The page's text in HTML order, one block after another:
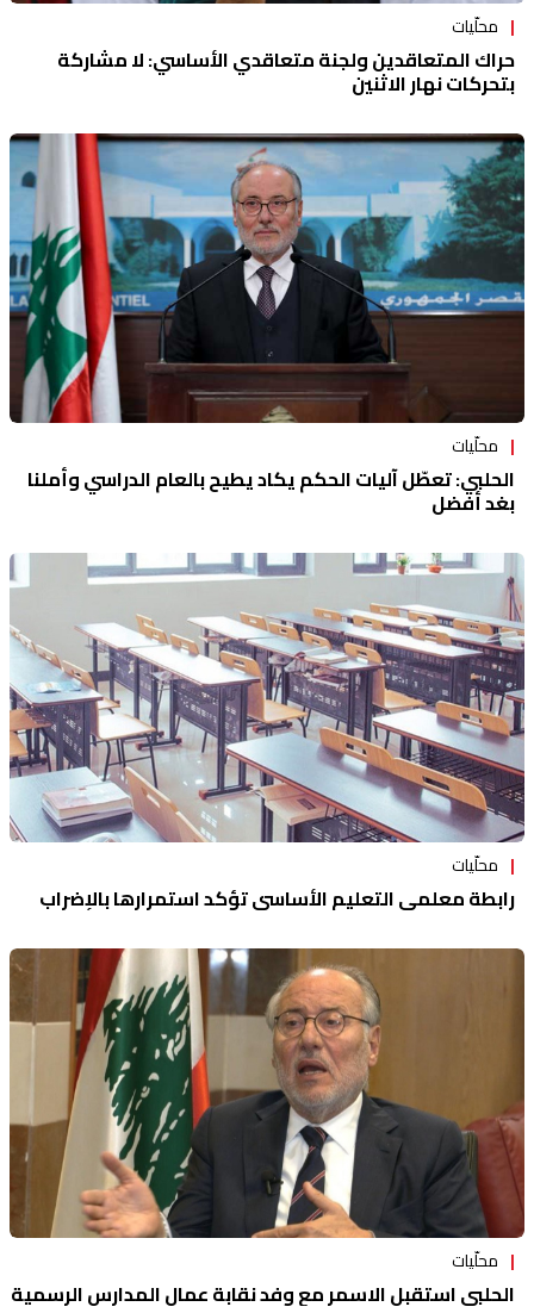
محلّيات
حراك المتعاقدين ولجنة متعاقدي الأساسي: لا مشاركة
بتحركات نهار الاثنين
محلّيات
الحلبي: تعطّل آليات الحكم يكاد يطيح بالعام الدراسي وأملنا
بغد أفضل
محلّيات
رابطة معلمي التعليم الأساسي تؤكد استمرارها بالإضراب
محلّيات
الحلبي استقبل الاسمر مع وفد نقابة عمال المدارس الرسمية